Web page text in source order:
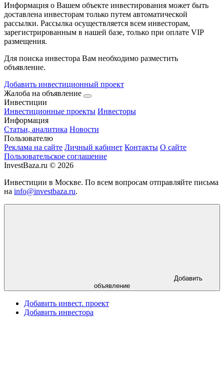
Информация о Вашем объекте инвестирования может быть
доставлена инвесторам только путем автоматической
рассылки. Рассылка осуществляется всем инвесторам,
зарегистрированным в нашей базе, только при оплате VIP
размещения.
Для поиска инвестора Вам необходимо разместить
объявление.
Добавить инвестиционный проект
Жалоба на объявление
Инвестиции
Инвестиционные проекты Инвесторы
Информация
Статьи, аналитика Новости
Пользователю
Реклама на сайте Личный кабинет Контакты О сайте
Пользовательское соглашение
InvestBaza.ru © 2026
Инвестиции в Москве. По всем вопросам отправляйте письма
на info@investbaza.ru.
Добавить
объявление
Добавить инвест. проект
Добавить инвестора